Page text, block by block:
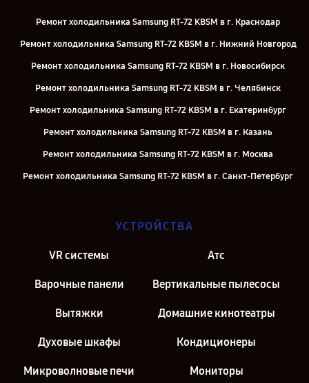
Ремонт холодильника Samsung RT-72 KBSM в г. Краснодар
Ремонт холодильника Samsung RT-72 KBSM в г. Нижний Новгород
Ремонт холодильника Samsung RT-72 KBSM в г. Новосибирск
Ремонт холодильника Samsung RT-72 KBSM в г. Челябинск
Ремонт холодильника Samsung RT-72 KBSM в г. Екатеринбург
Ремонт холодильника Samsung RT-72 KBSM в г. Казань
Ремонт холодильника Samsung RT-72 KBSM в г. Москва
Ремонт холодильника Samsung RT-72 KBSM в г. Санкт-Петербург
УСТРОЙСТВА
VR системы Атс
Варочные панели Вертикальные пылесосы
Вытяжки Домашние кинотеатры
Духовые шкафы Кондиционеры
Микроволновые печи Мониторы